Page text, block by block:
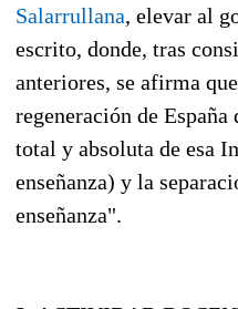
Salarrullana, elevar al
escrito, donde, tras
anteriores, se afirma
regeneración de
total y absoluta de esa
enseñanza) y la
enseñanza".